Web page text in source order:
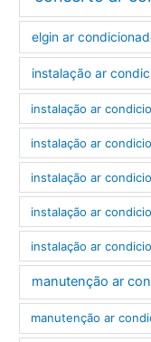
elgin ar
instalação ar
instalação ar
instalação ar
instalação ar
instalação ar
instalação ar
manutenção ar
manutenção ar